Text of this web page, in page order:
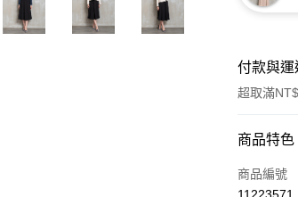
付款與
超取滿
付款方式
信用卡一
商品特色
商品編號